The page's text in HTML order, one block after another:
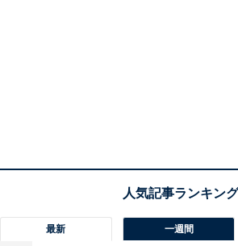
最新 一週間